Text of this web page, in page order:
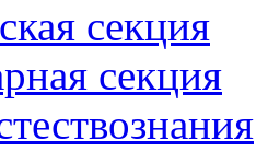
секция
секция